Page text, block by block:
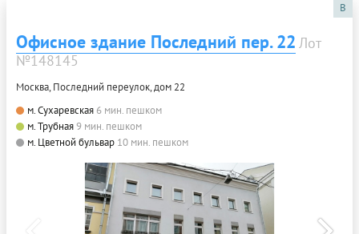
B
Офисное здание Последний пер. 22 Лот
№148145
Москва, Последний переулок, дом 22
м. Сухаревская 6 мин. пешком
м. Трубная9 мин. пешком
м. Цветной бульвар 10 мин. пешком